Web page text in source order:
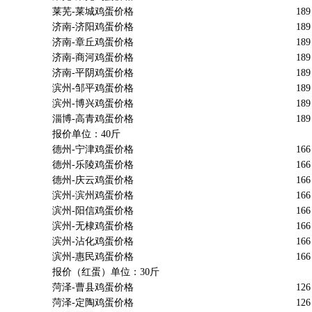
莱芜-莱城鸡蛋价格
189
济南-济阳鸡蛋价格
189
济南-章丘鸡蛋价格
189
济南-商河鸡蛋价格
189
济南-平阴鸡蛋价格
189
滨州-邹平鸡蛋价格
189
滨州-博兴鸡蛋价格
189
淄博-高青鸡蛋价格
189
报价单位：40斤
德州-宁津鸡蛋价格
166
德州-乐陵鸡蛋价格
166
德州-庆云鸡蛋价格
166
滨州-滨州鸡蛋价格
166
滨州-阳信鸡蛋价格
166
滨州-无棣鸡蛋价格
166
滨州-沾化鸡蛋价格
166
滨州-惠民鸡蛋价格
166
报价（红蛋）单位：30斤
菏泽-曹县鸡蛋价格
126
菏泽-定陶鸡蛋价格
126